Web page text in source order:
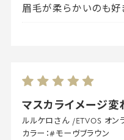
眉毛が柔らかいのも好
マスカライメージ変
ルルケロさん /ETVOS オン
カラー：#モーヴブラウン